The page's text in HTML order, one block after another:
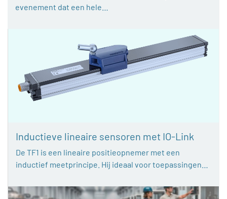
evenement dat een hele…
Inductieve lineaire sensoren met IO-Link
De TF1 is een lineaire positieopnemer met een
inductief meetprincipe. Hij ideaal voor toepassingen…